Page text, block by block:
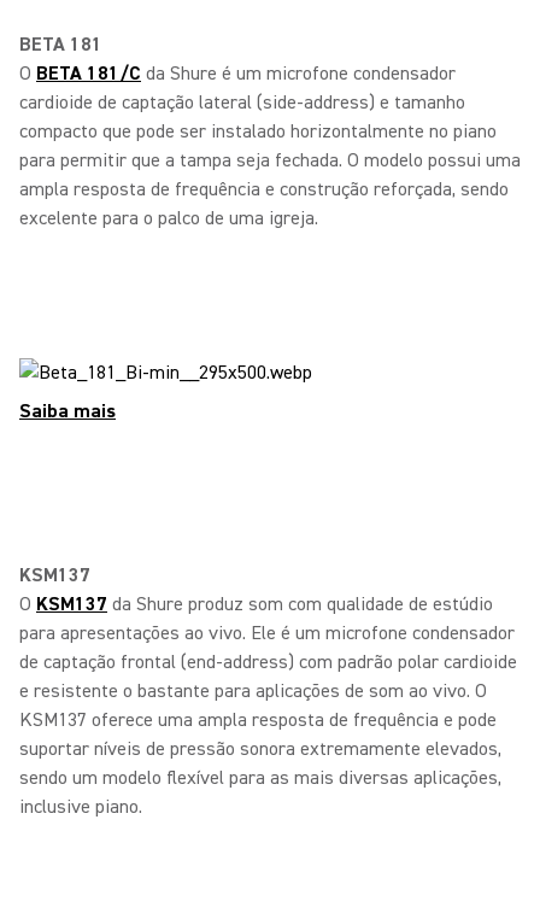
BETA 181
O BETA 181/C da Shure é um microfone condensador
cardioide de captação lateral (side-address) e tamanho
compacto que pode ser instalado horizontalmente no piano
para permitir que a tampa seja fechada. O modelo possui uma
ampla resposta de frequência e construção reforçada, sendo
excelente para o palco de uma igreja.
Saiba mais
KSM137
O KSM137 da Shure produz som com qualidade de estúdio
para apresentações ao vivo. Ele é um microfone condensador
de captação frontal (end-address) com padrão polar cardioide
e resistente o bastante para aplicações de som ao vivo. O
KSM137 oferece uma ampla resposta de frequência e pode
suportar níveis de pressão sonora extremamente elevados,
sendo um modelo flexível para as mais diversas aplicações,
inclusive piano.